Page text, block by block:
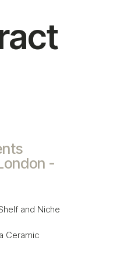
-
and Niche
Ceramic